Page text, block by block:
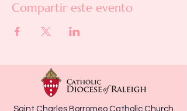
Compartir este evento
Saint Charles Borromeo Catholic Church